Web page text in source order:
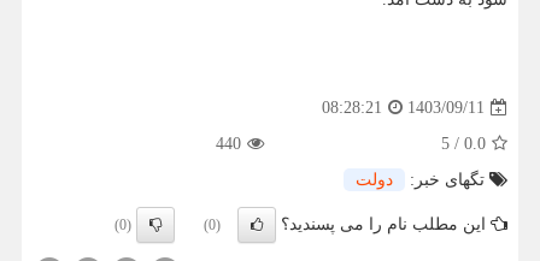
1403/09/11
08:28:21
0.0
/
5
440
تگهای خبر:
دولت
این مطلب نام را می پسندید؟ (0)
(0)